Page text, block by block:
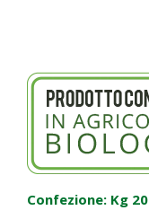
Confezione: Kg